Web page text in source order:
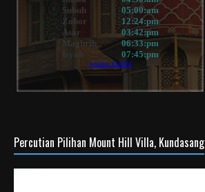
Percutian Pilihan Mount Hill Villa, Kundasang